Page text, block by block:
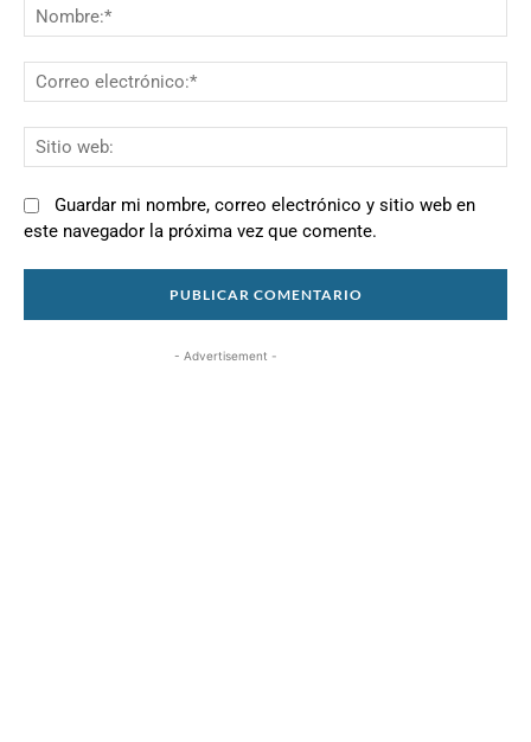
Guardar mi nombre, correo electrónico y sitio web en
este navegador la próxima vez que comente.
- Advertisement -